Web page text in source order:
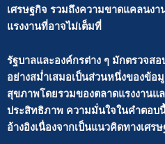
เศรษฐกิจ รวมถึงความขาดแคลนง
แรงงานที่อาจไม่เต็มที่
รัฐบาลและองค์กรต่าง ๆ มักตรวจส
อย่างสม่ำเสมอเป็นส่วนหนึ่งของข้อ
สุขภาพโดยรวมของตลาดแรงงานแ
ประสิทธิภาพ ความมั่นใจในคำตอบ
อ้างอิงเนื่องจากเป็นแนวคิดทางเศร